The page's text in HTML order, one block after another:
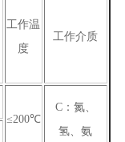
工作温
度
工作介质
≤200℃
C：氮、
氢、氨